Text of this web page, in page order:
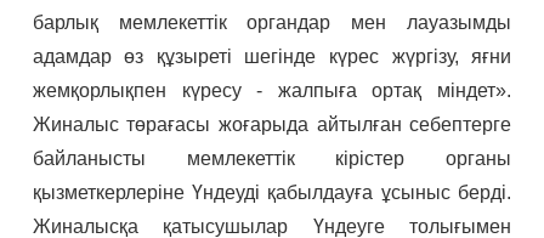
барлық мемлекеттік органдар мен лауазымды
адамдар өз құзыреті шегінде күрес жүргізу, яғни
жемқорлықпен күресу - жалпыға ортақ міндет».
Жиналыс төрағасы жоғарыда айтылған себептерге
байланысты мемлекеттік кірістер органы
қызметкерлеріне Үндеуді қабылдауға ұсыныс берді.
Жиналысқа қатысушылар Үндеуге толығымен